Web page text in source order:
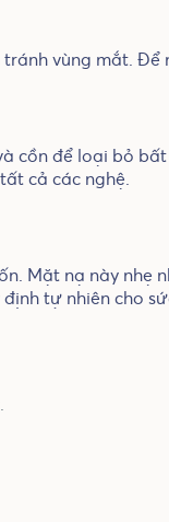
vùng mắt.
cồn để loại bỏ
cả các nghệ.
Mặt nạ này nhẹ
tự nhiên cho